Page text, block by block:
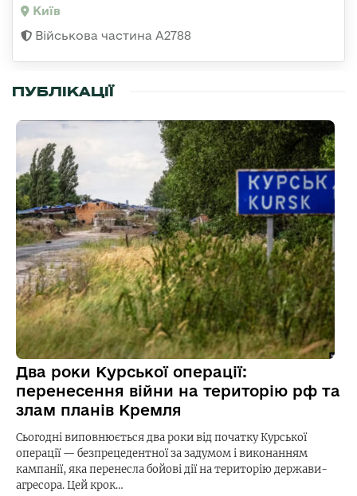
Київ
Військова частина А2788
ПУБЛІКАЦІЇ
Два роки Курської операції:
перенесення війни на територію рф та
злам планів Кремля
Сьогодні виповнюється два роки від початку Курської
операції — безпрецедентної за задумом і виконанням
кампанії, яка перенесла бойові дії на територію держави-
агресора. Цей крок…